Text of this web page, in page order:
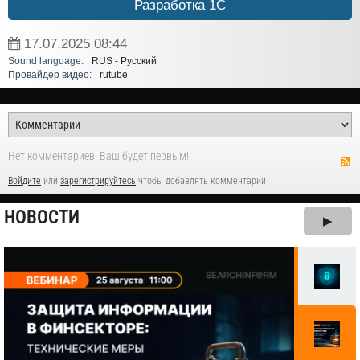
Разработка 1С
17.07.2025 08:44
Sound language:
RUS - Русский
Провайдер видео:
rutube
Нет комментариев. Ваш будет первым!
Войдите или зарегистрируйтесь чтобы добавлять комментарии
НОВОСТИ ▶